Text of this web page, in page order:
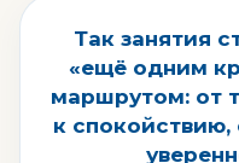
Так занятия
«ещё одним
маршрутом: от
к спокойствию,